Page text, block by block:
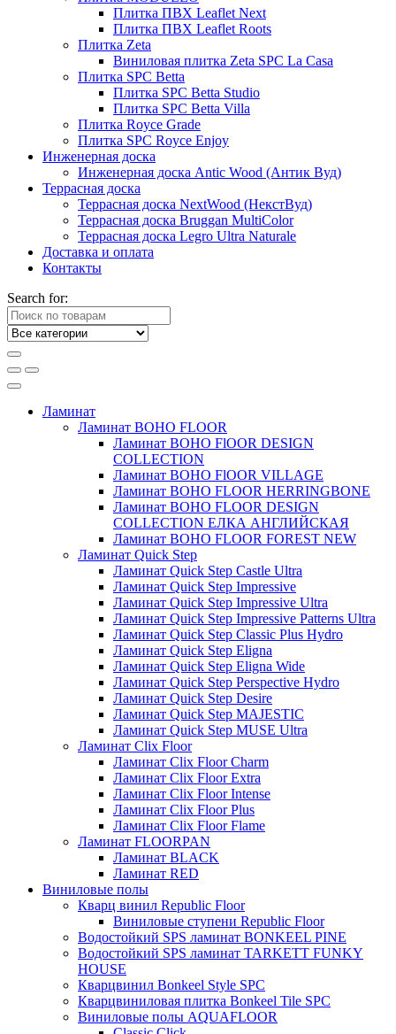
Плитка ПВХ Leaflet Next
Плитка ПВХ Leaflet Roots
Плитка Zeta
Виниловая плитка Zeta SPC La Casa
Плитка SPC Betta
Плитка SPC Betta Studio
Плитка SPC Betta Villa
Плитка Royce Grade
Плитка SPC Royce Enjoy
Инженерная доска
Инженерная доска Antic Wood (Антик Вуд)
Террасная доска
Террасная доска NextWood (НекстВуд)
Террасная доска Bruggan MultiColor
Террасная доска Legro Ultra Naturale
Доставка и оплата
Контакты
Search for:
Ламинат
Ламинат BOHO FLOOR
Ламинат BOHO FlOOR DESIGN
COLLECTION
Ламинат BOHO FlOOR VILLAGE
Ламинат BOHO FLOOR HERRINGBONE
Ламинат BOHO FLOOR DESIGN
COLLECTION ЕЛКА АНГЛИЙСКАЯ
Ламинат BOHO FLOOR FOREST NEW
Ламинат Quick Step
Ламинат Quick Step Castle Ultra
Ламинат Quick Step Impressive
Ламинат Quick Step Impressive Ultra
Ламинат Quick Step Impressive Patterns Ultra
Ламинат Quick Step Classic Plus Hydro
Ламинат Quick Step Eligna
Ламинат Quick Step Eligna Wide
Ламинат Quick Step Perspective Hydro
Ламинат Quick Step Desire
Ламинат Quick Step MAJESTIC
Ламинат Quick Step MUSE Ultra
Ламинат Clix Floor
Ламинат Clix Floor Charm
Ламинат Clix Floor Extra
Ламинат Clix Floor Intense
Ламинат Clix Floor Plus
Ламинат Clix Floor Flame
Ламинат FLOORPAN
Ламинат BLACK
Ламинат RED
Виниловые полы
Кварц винил Republic Floor
Виниловые ступени Republic Floor
Водостойкий SPS ламинат BONKEEL PINE
Водостойкий SPS ламинат TARKETT FUNKY
HOUSE
Кварцвинил Bonkeel Style SPC
Кварцвиниловая плитка Bonkeel Tile SPC
Виниловые полы AQUAFLOOR